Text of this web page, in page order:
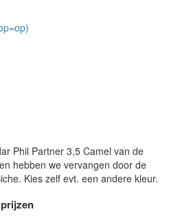
Phil Partner 3,5 Camel van de
hebben we vervangen door de
Kies zelf evt. een andere kleur.